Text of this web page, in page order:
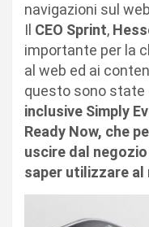
navigazioni sul
Il CEO Sprint,
importante per la
al web ed ai
questo sono state
inclusive Simply
Ready Now, che
uscire dal
saper utilizzare